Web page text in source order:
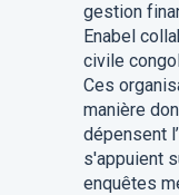
gestion
Enabel
civile
Ces
manière
dépensent
s'appuient
enquêtes